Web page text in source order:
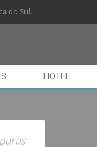
do Sul.
HOTEL